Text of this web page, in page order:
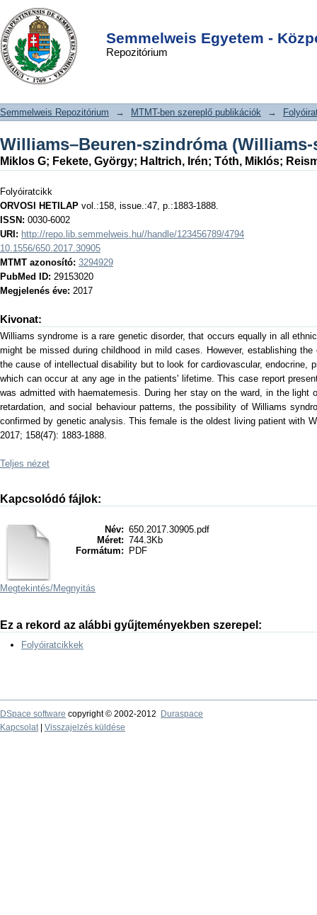
Semmelweis Egyetem -
Repozitórium
Williams–Beuren-szindróma (Williams-
szindróma)
DSpace/Manakin Repository
Semmelweis Repozitórium → MTMT-ben szereplő publikációk →
Williams–Beuren-szindróma
Miklos G; Fekete, György; Haltrich, Irén; Tóth, Miklós;
Folyóiratcikk
ORVOSI HETILAP vol.:158, issue.:47, p.:1883-1888.
ISSN: 0030-6002
URI: http://repo.lib.semmelweis.hu//handle/123456789/4794
10.1556/650.2017.30905
MTMT azonosító: 3294929
PubMed ID: 29153020
Megjelenés éve: 2017
Kivonat:
Williams syndrome is a rare genetic disorder, that occurs equally in all
might be missed during childhood in mild cases. However, establishing
the cause of intellectual disability but to look for cardiovascular, endocrine,
which can occur at any age in the patients' lifetime. This case report
was admitted with haematemesis. During her stay on the ward, in the light
retardation, and social behaviour patterns, the possibility of Williams
confirmed by genetic analysis. This female is the oldest living patient with
2017; 158(47): 1883-1888.
Teljes nézet
Kapcsolódó fájlok:
Név: 650.2017.30905.pdf
Méret: 744.3Kb
Formátum:
PDF
Megtekintés/Megnyitás
Ez a rekord az alábbi gyűjteményekben szerepel:
Folyóiratcikkek
DSpace software copyright © 2002-2012
Duraspace
Kapcsolat| Visszajelzés küldése